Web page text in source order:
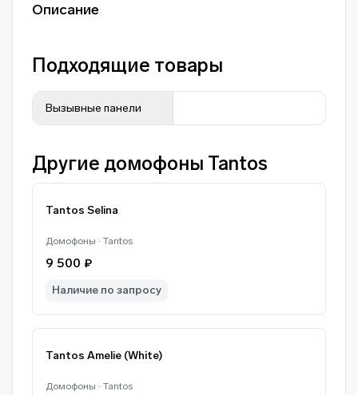
Описание
Подходящие товары
Вызывные панели
Другие домофоны Tantos
Tantos Selina
Домофоны · Tantos
9 500 ₽
Наличие по запросу
Tantos Amelie (White)
Домофоны · Tantos